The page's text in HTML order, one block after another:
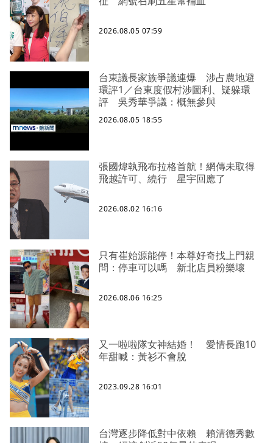
2026.08.05 07:59
台東議長家族爭議連爆 涉占農地避
環評1／台東度假村涉圖利、疑躲環
評 吳秀華爭議：概無參與
2026.08.05 18:55
張國煒執飛布拉格首航！網傳未取得
飛越許可、繞行 星宇回應了
2026.08.02 16:16
只有崔始源能停！本尊好奇找上門親
問：停車可以嗎 新北店員粉樂壞
2026.08.06 16:25
又一啦啦隊女神結婚！ 愛情長跑10
年甜喊：黃衫不會脫
2023.09.28 16:01
台灣逐步降低對中依賴 賴清德秀數